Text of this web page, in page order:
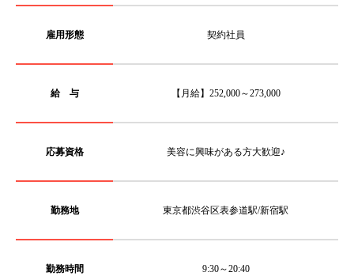
雇用形態 契約社員
給 与 【月給】252,000～273,000
応募資格 美容に興味がある方大歓迎♪
勤務地 東京都渋谷区表参道駅/新宿駅
勤務時間 9:30～20:40